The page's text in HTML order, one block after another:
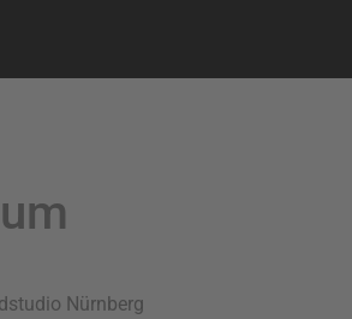
Nürnberg